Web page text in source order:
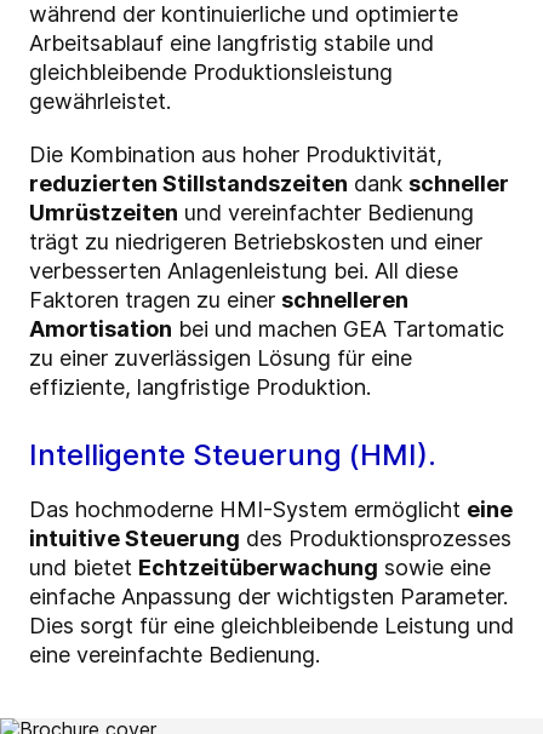
während der kontinuierliche und optimierte
Arbeitsablauf eine langfristig stabile und
gleichbleibende Produktionsleistung
gewährleistet.
Die Kombination aus hoher Produktivität,
reduzierten Stillstandszeiten dank schneller
Umrüstzeiten und vereinfachter Bedienung
trägt zu niedrigeren Betriebskosten und einer
verbesserten Anlagenleistung bei. All diese
Faktoren tragen zu einer schnelleren
Amortisation bei und machen GEA Tartomatic
zu einer zuverlässigen Lösung für eine
effiziente, langfristige Produktion.
Intelligente Steuerung (HMI).
Das hochmoderne HMI-System ermöglicht eine
intuitive Steuerung des Produktionsprozesses
und bietet Echtzeitüberwachung sowie eine
einfache Anpassung der wichtigsten Parameter.
Dies sorgt für eine gleichbleibende Leistung und
eine vereinfachte Bedienung.